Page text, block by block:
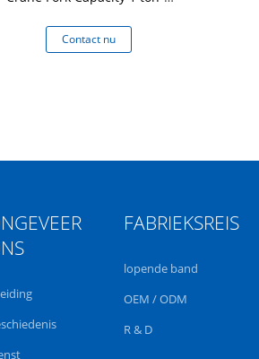
Contact nu
FABRIEKSREIS
lopende band
OEM / ODM
R & D